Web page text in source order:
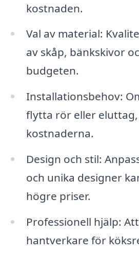
kostnaden.
Val av material:
av skåp, bänkskivor
budgeten.
Installationsbehov:
flytta rör eller eluttag,
kostnaderna.
Design och stil:
och unika designer
högre priser.
Professionell hjälp:
hantverkare för